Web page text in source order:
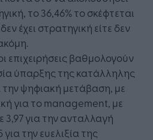
το 36,46% το σκέφτεται
δεν έχει στρατηγική είτε δεν
επιχειρήσεις βαθμολογούν
ύπαρξης της κατάλληλης
ψηφιακή μετάβαση, με
για το management, με
3,97 για την ανταλλαγή
την ευελιξία της